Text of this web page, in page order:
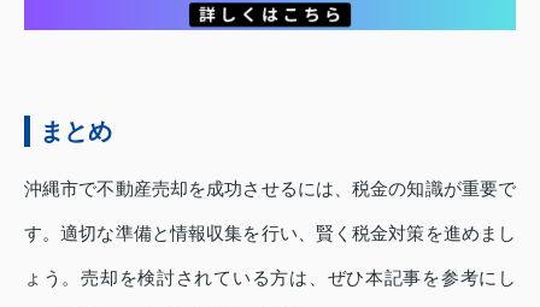
まとめ
沖縄市で不動産売却を成功させるには、税金の知識が重要で
す。適切な準備と情報収集を行い、賢く税金対策を進めまし
ょう。売却を検討されている方は、ぜひ本記事を参考にし